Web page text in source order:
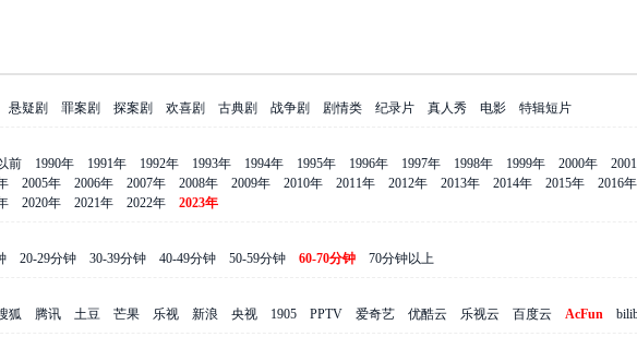
悬疑剧 罪案剧 探案剧 欢喜剧 古典剧 战争剧 剧情类 纪录片 真人秀 电影 特辑短片
前 1990年 1991年 1992年 1993年 1994年 1995年 1996年 1997年 1998年 1999年 2000年
2005年 2006年 2007年 2008年 2009年 2010年 2011年 2012年 2013年 2014年 2015年 2016年
2020年 2021年 2022年 2023年
20-29分钟 30-39分钟 40-49分钟 50-59分钟 60-70分钟 70分钟以上
狐 腾讯 土豆 芒果 乐视 新浪 央视 1905 PPTV 爱奇艺 优酷云 乐视云 百度云 AcFun